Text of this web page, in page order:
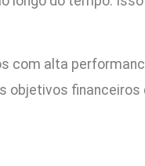
com alta
objetivos